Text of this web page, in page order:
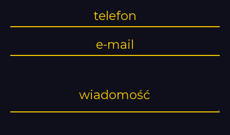
kontaktowy